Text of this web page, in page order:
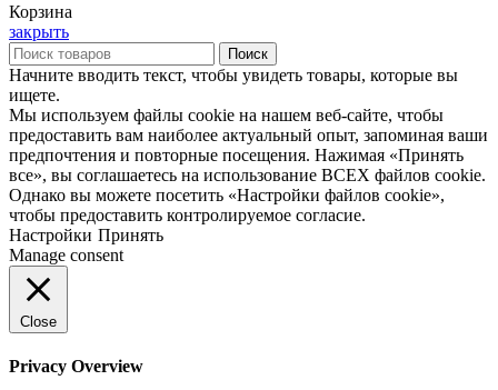
Корзина
закрыть
Поиск
Начните вводить текст, чтобы увидеть товары, которые вы
ищете.
Мы используем файлы cookie на нашем веб-сайте, чтобы
предоставить вам наиболее актуальный опыт, запоминая ваши
предпочтения и повторные посещения. Нажимая «Принять
все», вы соглашаетесь на использование ВСЕХ файлов cookie.
Однако вы можете посетить «Настройки файлов cookie»,
чтобы предоставить контролируемое согласие.
Настройки Принять
Manage consent
Close
Privacy Overview